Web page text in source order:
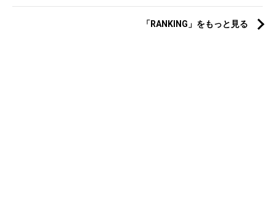
「RANKING」をもっと見る